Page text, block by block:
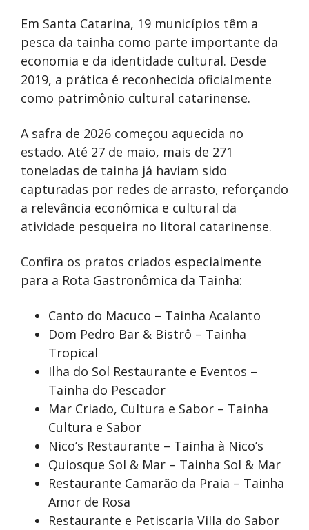
Em Santa Catarina, 19 municípios têm a
pesca da tainha como parte importante da
economia e da identidade cultural. Desde
2019, a prática é reconhecida oficialmente
como patrimônio cultural catarinense.
A safra de 2026 começou aquecida no
estado. Até 27 de maio, mais de 271
toneladas de tainha já haviam sido
capturadas por redes de arrasto, reforçando
a relevância econômica e cultural da
atividade pesqueira no litoral catarinense.
Confira os pratos criados especialmente
para a Rota Gastronômica da Tainha:
Canto do Macuco – Tainha Acalanto
Dom Pedro Bar & Bistrô – Tainha
Tropical
Ilha do Sol Restaurante e Eventos –
Tainha do Pescador
Mar Criado, Cultura e Sabor – Tainha
Cultura e Sabor
Nico’s Restaurante – Tainha à Nico’s
Quiosque Sol & Mar – Tainha Sol & Mar
Restaurante Camarão da Praia – Tainha
Amor de Rosa
Restaurante e Petiscaria Villa do Sabor